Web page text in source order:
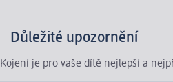
Důležité upozornění
Kojení je pro vaše dítě nejlepší a